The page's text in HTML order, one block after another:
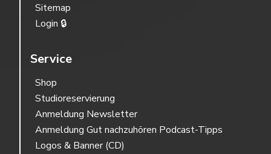
Sitemap
Login 🔒
Service
Shop
Studioreservierung
Anmeldung Newsletter
Anmeldung Gut nachzuhören Podcast-Tipps
Logos & Banner (CD)